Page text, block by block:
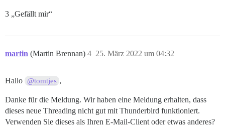
3 „Gefällt mir“
martin (Martin Brennan) 25. März 2022 um 04:32
4
Hallo @tomtjes ,
Danke für die Meldung. Wir haben eine Meldung erhalten, dass
dieses neue Threading nicht gut mit Thunderbird funktioniert.
Verwenden Sie dieses als Ihren E-Mail-Client oder etwas anderes?